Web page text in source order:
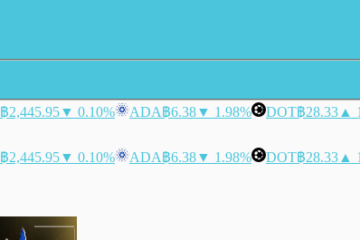
฿2,445.95▼ 0.10% ADA฿6.38▼ 1.98% DOT฿28.33 ▲
฿2,445.95▼ 0.10% ADA฿6.38▼ 1.98% DOT฿28.33 ▲